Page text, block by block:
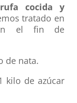
cocida y
tratado en
el fin de
de nata.
kilo de azúcar